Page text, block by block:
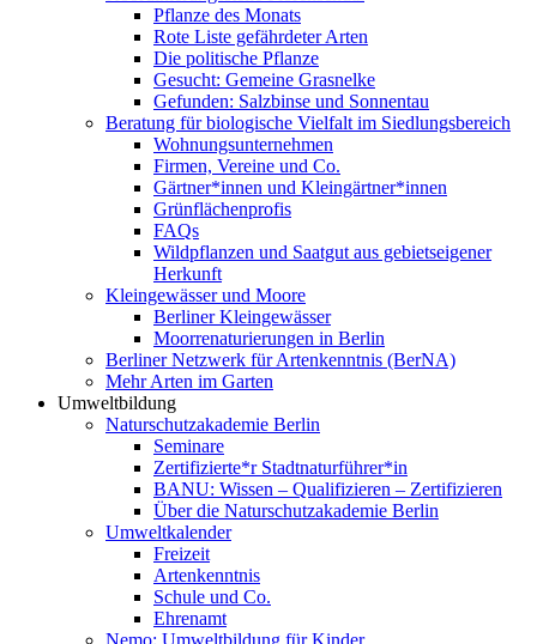
Pflanze des Monats
Rote Liste gefährdeter Arten
Die politische Pflanze
Gesucht: Gemeine Grasnelke
Gefunden: Salzbinse und Sonnentau
Beratung für biologische Vielfalt im Siedlungsbereich
Wohnungsunternehmen
Firmen, Vereine und Co.
Gärtner*innen und Kleingärtner*innen
Grünflächenprofis
FAQs
Wildpflanzen und Saatgut aus gebietseigener
Herkunft
Kleingewässer und Moore
Berliner Kleingewässer
Moorrenaturierungen in Berlin
Berliner Netzwerk für Artenkenntnis (BerNA)
Mehr Arten im Garten
Umweltbildung
Naturschutzakademie Berlin
Seminare
Zertifizierte*r Stadtnaturführer*in
BANU: Wissen – Qualifizieren – Zertifizieren
Über die Naturschutzakademie Berlin
Umweltkalender
Freizeit
Artenkenntnis
Schule und Co.
Ehrenamt
Nemo: Umweltbildung für Kinder